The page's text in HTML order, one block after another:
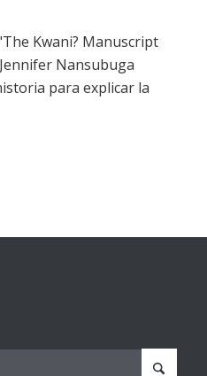
Kwani? Manuscript
Nansubuga
para explicar la